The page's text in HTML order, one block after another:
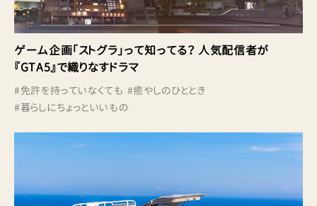
ゲーム企画「ストグラ」って知ってる？ 人気配信者が
『GTA5』で織りなすドラマ
#免許を持っていなくても #癒やしのひととき
#暮らしにちょっといいもの